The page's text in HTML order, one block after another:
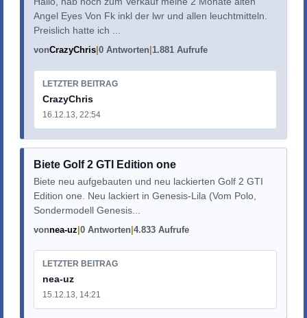
Angel Eyes Von Fk inkl der lwr und allen leuchtmitteln.
Preislich hatte ich ...
vonCrazyChris 0 Antworten 1.881 Aufrufe
LETZTER BEITRAG
CrazyChris
16.12.13, 22:54
Biete Golf 2 GTI Edition one
Biete neu aufgebauten und neu lackierten Golf 2 GTI
Edition one. Neu lackiert in Genesis-Lila (Vom Polo,
Sondermodell Genesis...
vonnea-uz 0 Antworten 4.833 Aufrufe
LETZTER BEITRAG
nea-uz
15.12.13, 14:21